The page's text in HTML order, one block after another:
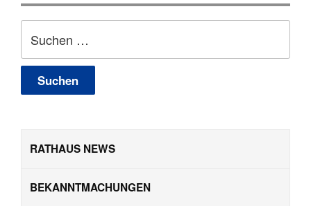
nach:
RATHAUS NEWS
BEKANNTMACHUNGEN